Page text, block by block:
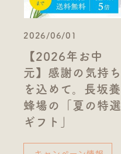
2026/06/01
【2026年お中
元】感謝の気持ち
を込めて。長坂養
蜂場の「夏の特選
ギフト」